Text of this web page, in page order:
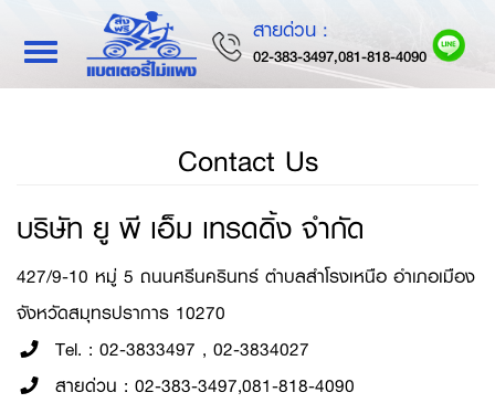
Toggle
navigation
สายด่วน :
02-383-3497,081-818-4090
Contact Us
บริษัท ยู พี เอ็ม เทรดดิ้ง จำกัด
427/9-10 หมู่ 5 ถนนศรีนครินทร์ ตำบลสำโรงเหนือ อำเภอเมือง
จังหวัดสมุทรปราการ 10270
Tel. : 02-3833497 , 02-3834027
สายด่วน : 02-383-3497,081-818-4090